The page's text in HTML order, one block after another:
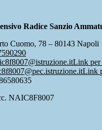
Radice Sanzio
Cuomo, 78 – 80143 Napoli
Link per
Link
NAIC8F8007